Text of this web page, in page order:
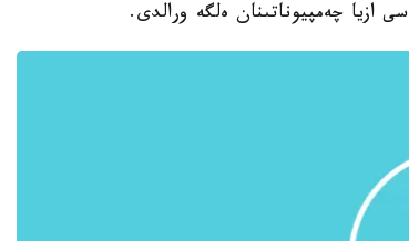
ازيا چەمپيوناتىنان ەلگە ورالدى.